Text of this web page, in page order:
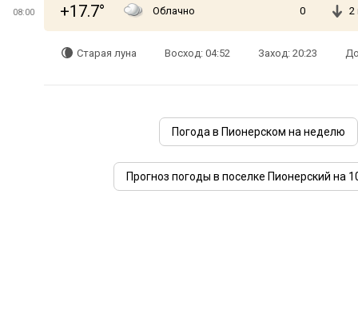
08:00 +17.7° Облачно 0 2
Старая луна Восход: 04:52 Заход: 20:23
Погода в Пионерском на неделю
Прогноз погоды в поселке Пионерский на